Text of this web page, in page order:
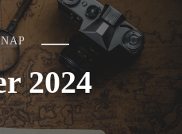
2024